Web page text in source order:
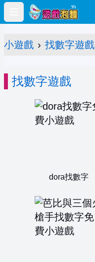
Open main menu
小遊戲 › 找數字遊戲
找數字遊戲
dora找數字